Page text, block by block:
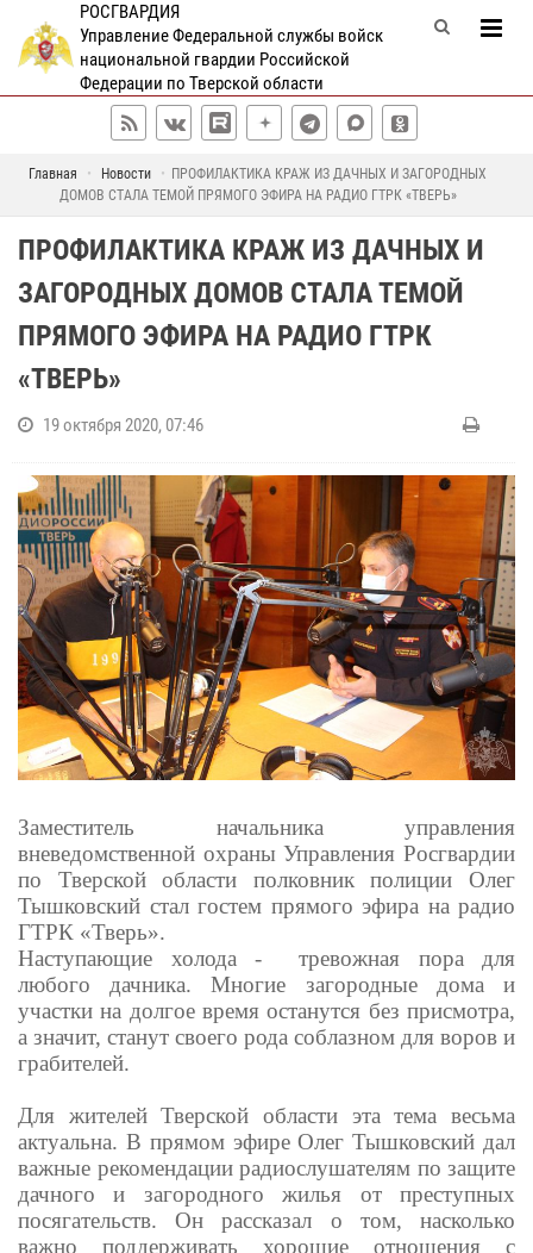
РОСГВАРДИЯ
Управление Федеральной службы войск
национальной гвардии Российской
Федерации по Тверской области
Главная Новости
ПРОФИЛАКТИКА КРАЖ ИЗ ДАЧНЫХ И ЗАГОРОДНЫХ
ДОМОВ СТАЛА ТЕМОЙ ПРЯМОГО ЭФИРА НА РАДИО ГТРК «ТВЕРЬ»
ПРОФИЛАКТИКА КРАЖ ИЗ ДАЧНЫХ И
ЗАГОРОДНЫХ ДОМОВ СТАЛА ТЕМОЙ
ПРЯМОГО ЭФИРА НА РАДИО ГТРК
«ТВЕРЬ»
19 октября 2020, 07:46
Заместитель начальника управления
вневедомственной охраны Управления Росгвардии
по Тверской области полковник полиции Олег
Тышковский стал гостем прямого эфира на радио
ГТРК «Тверь».
Наступающие холода - тревожная пора для
любого дачника. Многие загородные дома и
участки на долгое время останутся без присмотра,
а значит, станут своего рода соблазном для воров и
грабителей.
Для жителей Тверской области эта тема весьма
актуальна. В прямом эфире Олег Тышковский дал
важные рекомендации радиослушателям по защите
дачного и загородного жилья от преступных
посягательств. Он рассказал о том, насколько
важно поддерживать хорошие отношения с